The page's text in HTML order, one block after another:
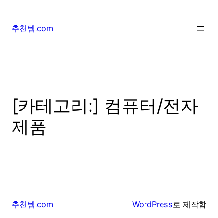
추천템.com
[카테고리:] 컴퓨터/전자
제품
추천템.com WordPress로 제작함